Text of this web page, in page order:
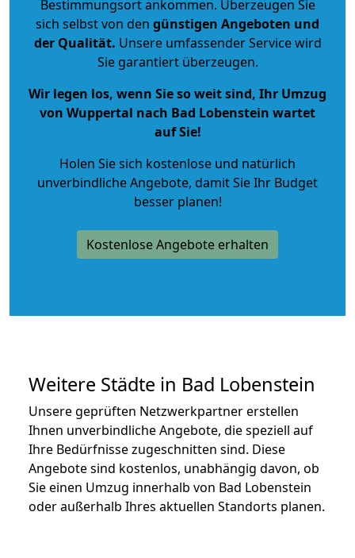
Bestimmungsort ankommen. Überzeugen Sie
sich selbst von den günstigen Angeboten und
der Qualität. Unsere umfassender Service wird
Sie garantiert überzeugen.
Wir legen los, wenn Sie so weit sind, Ihr Umzug
von Wuppertal nach Bad Lobenstein wartet
auf Sie!
Holen Sie sich kostenlose und natürlich
unverbindliche Angebote, damit Sie Ihr Budget
besser planen!
Kostenlose Angebote erhalten
Weitere Städte in Bad Lobenstein
Unsere geprüften Netzwerkpartner erstellen
Ihnen unverbindliche Angebote, die speziell auf
Ihre Bedürfnisse zugeschnitten sind. Diese
Angebote sind kostenlos, unabhängig davon, ob
Sie einen Umzug innerhalb von Bad Lobenstein
oder außerhalb Ihres aktuellen Standorts planen.